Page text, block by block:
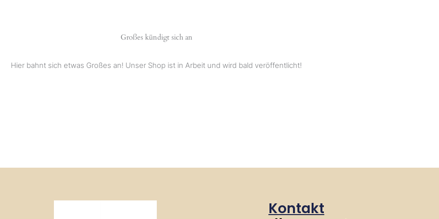
Großes kündigt sich an
Hier bahnt sich etwas Großes an! Unser Shop ist in Arbeit und wird bald veröffentlicht!
Kontakt